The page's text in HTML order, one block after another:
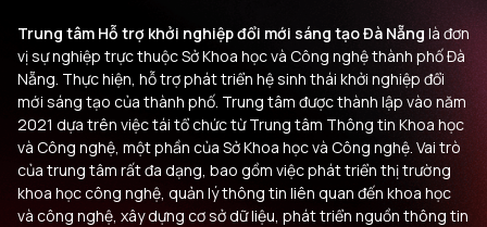
Trung tâm Hỗ trợ khởi nghiệp đổi mới sáng tạo Đà Nẵng là đơn
vị sự nghiệp trực thuộc Sở Khoa học và Công nghệ thành phố Đà
Nẵng. Thực hiện, hỗ trợ phát triển hệ sinh thái khởi nghiệp đổi
mới sáng tạo của thành phố. Trung tâm được thành lập vào năm
2021 dựa trên việc tái tổ chức từ Trung tâm Thông tin Khoa học
và Công nghệ, một phần của Sở Khoa học và Công nghệ. Vai trò
của trung tâm rất đa dạng, bao gồm việc phát triển thị trường
khoa học công nghệ, quản lý thông tin liên quan đến khoa học
và công nghệ, xây dựng cơ sở dữ liệu, phát triển nguồn thông tin